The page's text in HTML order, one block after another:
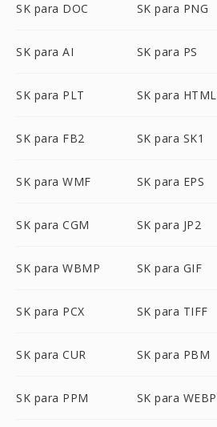
SK para DOC SK para PNG
SK para AI SK para PS
SK para PLT SK para HTML
SK para FB2 SK para SK1
SK para WMF SK para EPS
SK para CGM SK para JP2
SK para WBMP SK para GIF
SK para PCX SK para TIFF
SK para CUR SK para PBM
SK para PPM SK para WEBP